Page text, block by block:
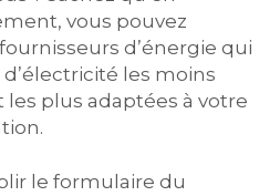
vous pouvez
d’énergie qui
les moins
plus adaptées à votre
le formulaire du